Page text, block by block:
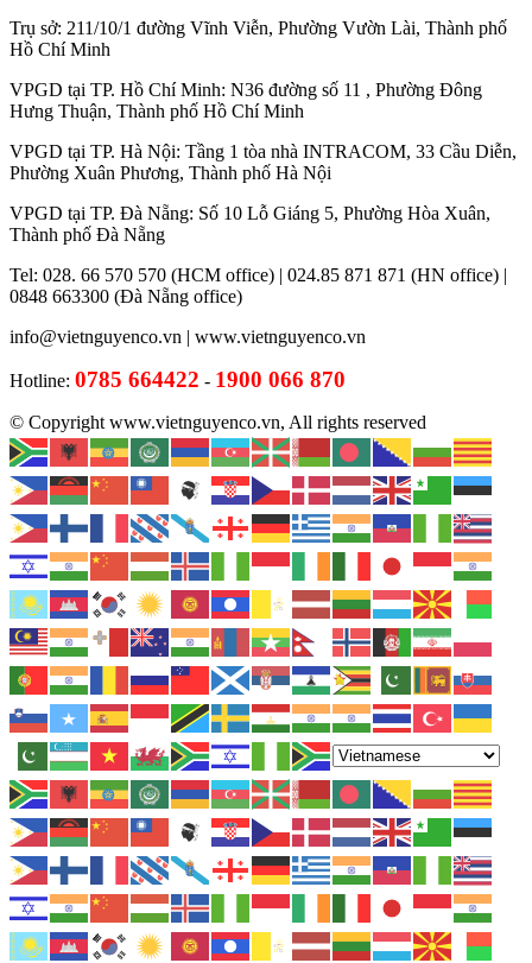
Trụ sở: 211/10/1 đường Vĩnh Viễn, Phường Vườn Lài, Thành phố
Hồ Chí Minh
VPGD tại TP. Hồ Chí Minh: N36 đường số 11 , Phường Đông
Hưng Thuận, Thành phố Hồ Chí Minh
VPGD tại TP. Hà Nội: Tầng 1 tòa nhà INTRACOM, 33 Cầu Diễn,
Phường Xuân Phương, Thành phố Hà Nội
VPGD tại TP. Đà Nẵng: Số 10 Lỗ Giáng 5, Phường Hòa Xuân,
Thành phố Đà Nẵng
Tel: 028. 66 570 570 (HCM office) | 024.85 871 871 (HN office) |
0848 663300 (Đà Nẵng office)
info@vietnguyenco.vn | www.vietnguyenco.vn
Hotline: 0785 664422 - 1900 066 870
© Copyright www.vietnguyenco.vn, All rights reserved